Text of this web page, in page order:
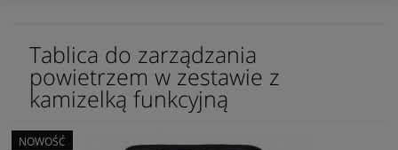
Tablica do zarządzania
powietrzem w zestawie z
kamizelką funkcyjną
NOWOŚĆ